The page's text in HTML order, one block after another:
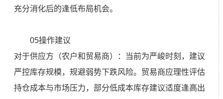
充分消化后的逢低布局机会。
05操作建议
对于供应方（农户和贸易商）：当前为严峻时刻，建议
严控库存规模，规避弱势下跌风险。贸易商应理性评估
持仓成本与市场压力，部分低成本库存建议适度逢高出